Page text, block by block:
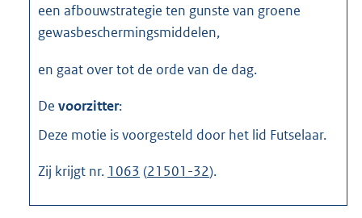
een afbouwstrategie ten gunste van groene
gewasbeschermingsmiddelen,
en gaat over tot de orde van de dag.
De voorzitter:
Deze motie is voorgesteld door het lid Futselaar.
Zij krijgt nr. 1063 (21501-32).